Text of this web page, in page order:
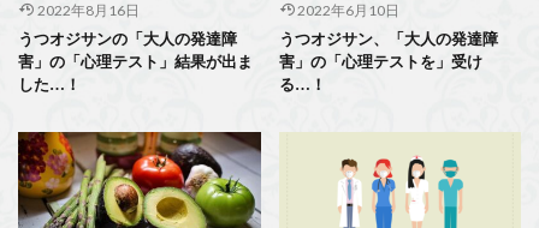
2022年8月16日
うつオジサンの「大人の発達障
害」の「心理テスト」結果が出ま
した…！
2022年6月10日
うつオジサン、「大人の発達障
害」の「心理テストを」受け
る…！